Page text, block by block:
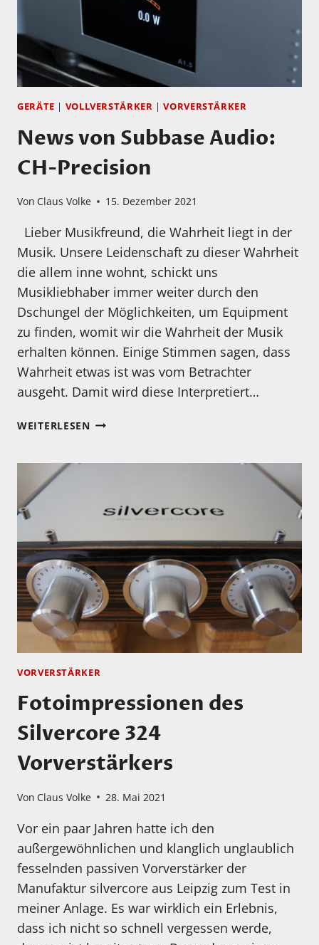
VORVERSTÄRKER
EINGANGS-
ABSCHWÄCHER
GERÄTE | VOLLVERSTÄRKER |VORVERSTÄRKER
News von Subbase Audio:
CH-Precision
Von Claus Volke 15. Dezember 2021
Lieber Musikfreund, die Wahrheit liegt in der
Musik. Unsere Leidenschaft zu dieser Wahrheit
die allem inne wohnt, schickt uns
Musikliebhaber immer weiter durch den
Dschungel der Möglichkeiten, um Equipment
zu finden, womit wir die Wahrheit der Musik
erhalten können. Einige Stimmen sagen, dass
Wahrheit etwas ist was vom Betrachter
ausgeht. Damit wird diese Interpretiert…
WEITERLESENNEWS
PRECISION
VORVERSTÄRKER
Fotoimpressionen des
Silvercore 324
Vorverstärkers
Von Claus Volke 28. Mai 2021
Vor ein paar Jahren hatte ich den
außergewöhnlichen und klanglich unglaublich
fesselnden passiven Vorverstärker der
Manufaktur silvercore aus Leipzig zum Test in
meiner Anlage. Es war wirklich ein Erlebnis,
dass ich nicht so schnell vergessen werde,